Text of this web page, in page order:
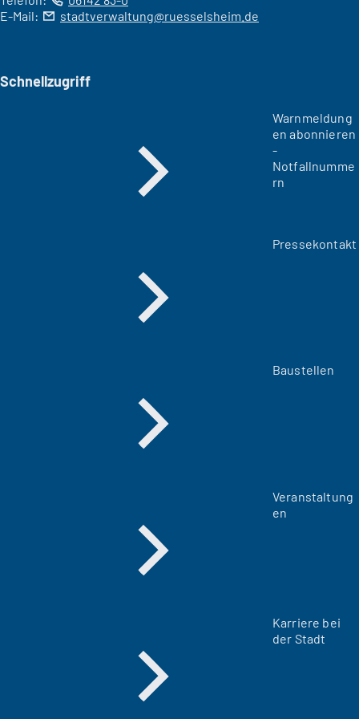
E-Mail:
stadtverwaltung ruesselsheim de
Schnellzugriff
Warnmeldung
en abonnieren
-
Notfallnumme
rn
Pressekontakt
Baustellen
Veranstaltung
en
Karriere bei
der Stadt